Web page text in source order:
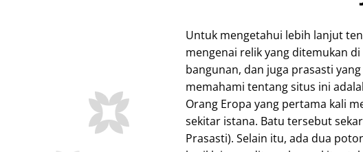
Untuk mengetahui lebih lanjut
mengenai relik yang ditemukan
bangunan, dan juga prasasti
memahami tentang situs ini
Orang Eropa yang pertama kali
sekitar istana. Batu tersebut
Prasasti). Selain itu, ada dua